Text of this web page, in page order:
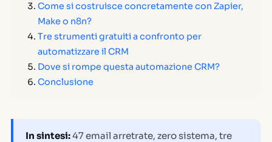
Come si costruisce concretamente con Zapier,
Make o n8n?
Tre strumenti gratuiti a confronto per
automatizzare il CRM
Dove si rompe questa automazione CRM?
Conclusione
In sintesi:47 email arretrate, zero sistema, tre